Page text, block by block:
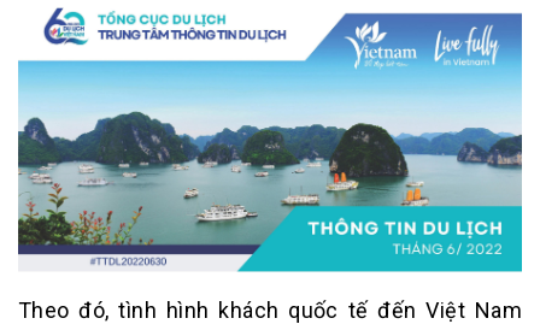
Theo đó, tình hình khách quốc tế đến Việt Nam